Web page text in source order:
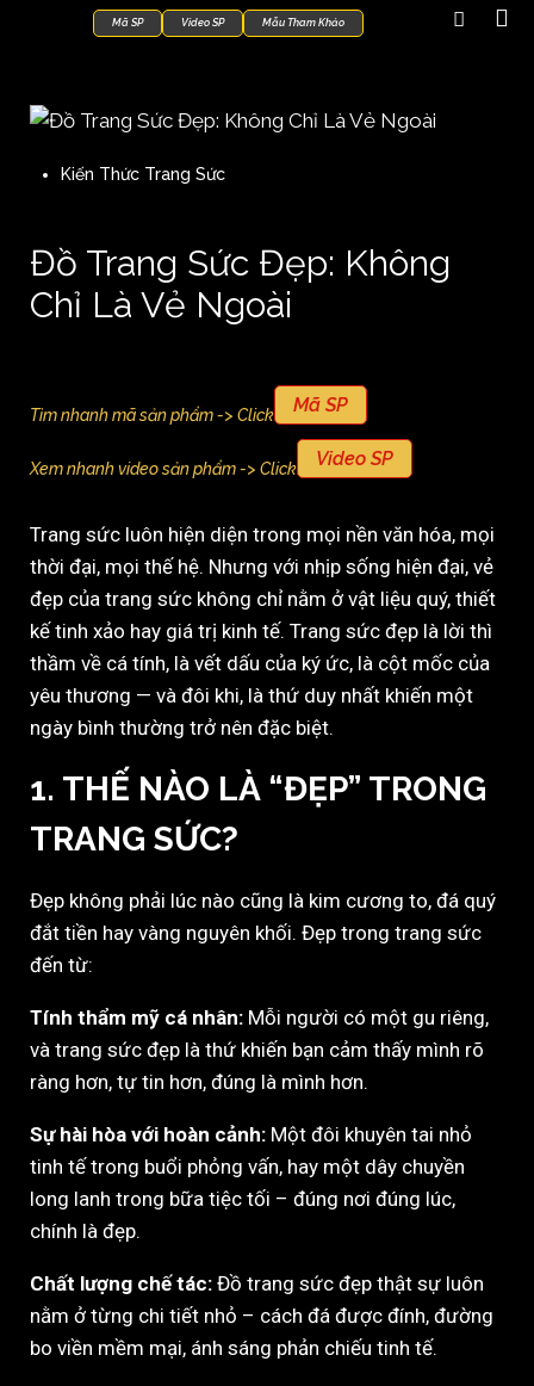
Mã SP Video SP Mẫu Tham Khảo
Kiến Thức Trang Sức
Đồ Trang Sức Đẹp: Không
Chỉ Là Vẻ Ngoài
Tìm nhanh mã sản phẩm -> Click Mã SP
Xem nhanh video sản phẩm -> Click Video SP
Trang sức luôn hiện diện trong mọi nền văn hóa, mọi
thời đại, mọi thế hệ. Nhưng với nhịp sống hiện đại, vẻ
đẹp của trang sức không chỉ nằm ở vật liệu quý, thiết
kế tinh xảo hay giá trị kinh tế. Trang sức đẹp là lời thì
thầm về cá tính, là vết dấu của ký ức, là cột mốc của
yêu thương — và đôi khi, là thứ duy nhất khiến một
ngày bình thường trở nên đặc biệt.
1. THẾ NÀO LÀ “ĐẸP” TRONG
TRANG SỨC?
Đẹp không phải lúc nào cũng là kim cương to, đá quý
đắt tiền hay vàng nguyên khối. Đẹp trong trang sức
đến từ:
Tính thẩm mỹ cá nhân: Mỗi người có một gu riêng,
và trang sức đẹp là thứ khiến bạn cảm thấy mình rõ
ràng hơn, tự tin hơn, đúng là mình hơn.
Sự hài hòa với hoàn cảnh: Một đôi khuyên tai nhỏ
tinh tế trong buổi phỏng vấn, hay một dây chuyền
long lanh trong bữa tiệc tối – đúng nơi đúng lúc,
chính là đẹp.
Chất lượng chế tác: Đồ trang sức đẹp thật sự luôn
nằm ở từng chi tiết nhỏ – cách đá được đính, đường
bo viền mềm mại, ánh sáng phản chiếu tinh tế.